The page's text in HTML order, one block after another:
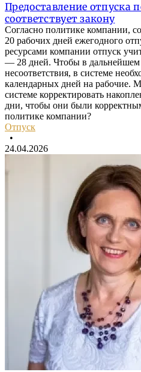
Предоставление отпуска
соответствует закону
Согласно политике компании,
20 рабочих дней ежегодного
ресурсами компании отпуск
— 28 дней. Чтобы в дальнейшем
несоответствия, в системе
календарных дней на рабочие.
системе корректировать
дни, чтобы они были
политике компании?
Отпуск
•
24.04.2026